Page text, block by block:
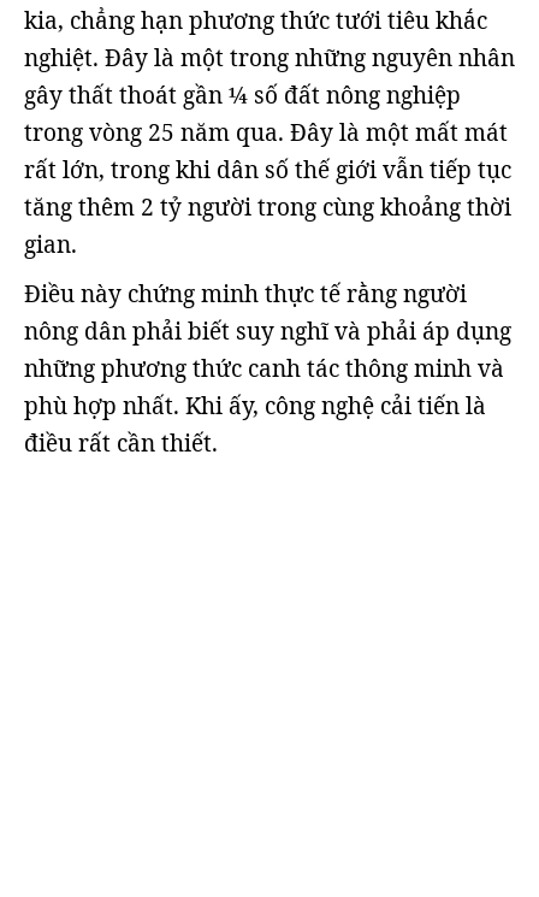
kia, chẳng hạn phương thức tưới tiêu khắc
nghiệt. Đây là một trong những nguyên nhân
gây thất thoát gần ¼ số đất nông nghiệp
trong vòng 25 năm qua. Đây là một mất mát
rất lớn, trong khi dân số thế giới vẫn tiếp tục
tăng thêm 2 tỷ người trong cùng khoảng thời
gian.
Điều này chứng minh thực tế rằng người
nông dân phải biết suy nghĩ và phải áp dụng
những phương thức canh tác thông minh và
phù hợp nhất. Khi ấy, công nghệ cải tiến là
điều rất cần thiết.